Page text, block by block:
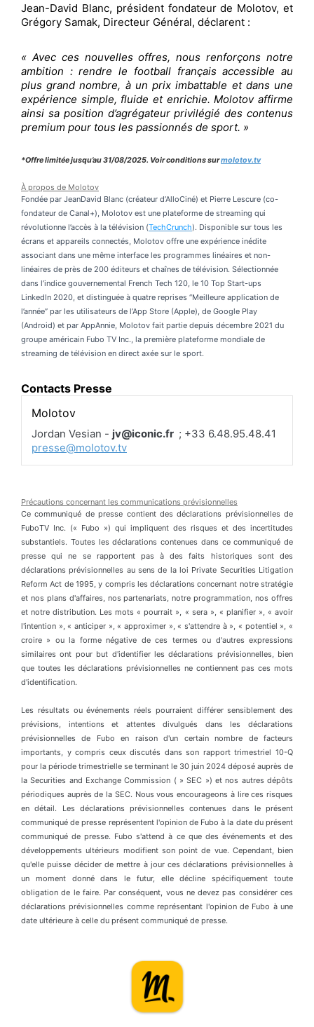
Jean-David Blanc, président fondateur de Molotov, et
Grégory Samak, Directeur Général, déclarent :
« Avec ces nouvelles offres, nous renforçons notre
ambition : rendre le football français accessible au
plus grand nombre, à un prix imbattable et dans une
expérience simple, fluide et enrichie. Molotov affirme
ainsi sa position d’agrégateur privilégié des contenus
premium pour tous les passionnés de sport. »
*Offre limitée jusqu’au 31/08/2025. Voir conditions surmolotov.tv
À propos de Molotov
Fondée par JeanDavid Blanc (créateur d’AlloCiné) et Pierre Lescure (co-
fondateur de Canal+), Molotov est une plateforme de streaming qui
révolutionne l’accès à la télévision (TechCrunch). Disponible sur tous les
écrans et appareils connectés, Molotov offre une expérience inédite
associant dans une même interface les programmes linéaires et non-
linéaires de près de 200 éditeurs et chaînes de télévision. Sélectionnée
dans l’indice gouvernemental French Tech 120, le 10 Top Start-ups
LinkedIn 2020, et distinguée à quatre reprises ‘‘Meilleure application de
l’année’’ par les utilisateurs de l’App Store (Apple), de Google Play
(Android) et par AppAnnie, Molotov fait partie depuis décembre 2021 du
groupe américain Fubo TV Inc., la première plateforme mondiale de
streaming de télévision en direct axée sur le sport.
Contacts Presse
Molotov
Jordan Vesian - jv@iconic.fr ; +33 6.48.95.48.41
presse@molotov.tv
Précautions concernant les communications prévisionnelles
Ce communiqué de presse contient des déclarations prévisionnelles de
FuboTV Inc. (« Fubo ») qui impliquent des risques et des incertitudes
substantiels. Toutes les déclarations contenues dans ce communiqué de
presse qui ne se rapportent pas à des faits historiques sont des
déclarations prévisionnelles au sens de la loi Private Securities Litigation
Reform Act de 1995, y compris les déclarations concernant notre stratégie
et nos plans d'affaires, nos partenariats, notre programmation, nos offres
et notre distribution. Les mots « pourrait », « sera », « planifier », « avoir
l'intention », « anticiper », « approximer », « s'attendre à », « potentiel », «
croire » ou la forme négative de ces termes ou d'autres expressions
similaires ont pour but d'identifier les déclarations prévisionnelles, bien
que toutes les déclarations prévisionnelles ne contiennent pas ces mots
d'identification.
Les résultats ou événements réels pourraient différer sensiblement des
prévisions, intentions et attentes divulgués dans les déclarations
prévisionnelles de Fubo en raison d'un certain nombre de facteurs
importants, y compris ceux discutés dans son rapport trimestriel 10-Q
pour la période trimestrielle se terminant le 30 juin 2024 déposé auprès de
la Securities and Exchange Commission ( » SEC ») et nos autres dépôts
périodiques auprès de la SEC. Nous vous encourageons à lire ces risques
en détail. Les déclarations prévisionnelles contenues dans le présent
communiqué de presse représentent l'opinion de Fubo à la date du présent
communiqué de presse. Fubo s'attend à ce que des événements et des
développements ultérieurs modifient son point de vue. Cependant, bien
qu'elle puisse décider de mettre à jour ces déclarations prévisionnelles à
un moment donné dans le futur, elle décline spécifiquement toute
obligation de le faire. Par conséquent, vous ne devez pas considérer ces
déclarations prévisionnelles comme représentant l'opinion de Fubo à une
date ultérieure à celle du présent communiqué de presse.